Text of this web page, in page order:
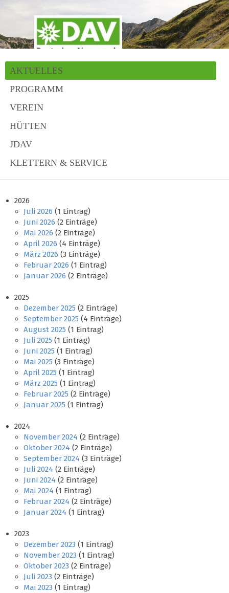
AKTUELLES
PROGRAMM
VEREIN
HÜTTEN
JDAV
KLETTERN & SERVICE
2026
Juli 2026 (1 Eintrag)
Juni 2026 (2 Einträge)
Mai 2026 (2 Einträge)
April 2026 (4 Einträge)
März 2026 (3 Einträge)
Februar 2026 (1 Eintrag)
Januar 2026 (2 Einträge)
2025
Dezember 2025 (2 Einträge)
September 2025 (4 Einträge)
August 2025 (1 Eintrag)
Juli 2025 (1 Eintrag)
Juni 2025 (1 Eintrag)
Mai 2025 (3 Einträge)
April 2025 (1 Eintrag)
März 2025 (1 Eintrag)
Februar 2025 (2 Einträge)
Januar 2025 (1 Eintrag)
2024
November 2024 (2 Einträge)
Oktober 2024 (2 Einträge)
September 2024 (3 Einträge)
Juli 2024 (2 Einträge)
Juni 2024 (2 Einträge)
Mai 2024 (1 Eintrag)
Februar 2024 (2 Einträge)
Januar 2024 (1 Eintrag)
2023
Dezember 2023 (1 Eintrag)
November 2023 (1 Eintrag)
Oktober 2023 (2 Einträge)
Juli 2023 (2 Einträge)
Mai 2023 (1 Eintrag)